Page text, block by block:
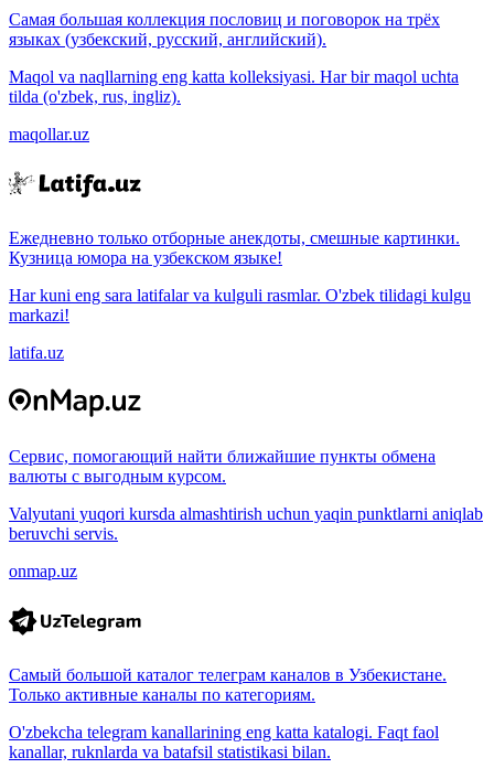
Самая большая коллекция пословиц и поговорок на трёх
языках (узбекский, русский, английский).
Maqol va naqllarning eng katta kolleksiyasi. Har bir maqol uchta
tilda (o'zbek, rus, ingliz).
maqollar.uz
Ежедневно только отборные анекдоты, смешные картинки.
Кузница юмора на узбекском языке!
Har kuni eng sara latifalar va kulguli rasmlar. O'zbek tilidagi kulgu
markazi!
latifa.uz
Сервис, помогающий найти ближайшие пункты обмена
валюты с выгодным курсом.
Valyutani yuqori kursda almashtirish uchun yaqin punktlarni aniqlab
beruvchi servis.
onmap.uz
Самый большой каталог телеграм каналов в Узбекистане.
Только активные каналы по категориям.
O'zbekcha telegram kanallarining eng katta katalogi. Faqt faol
kanallar, ruknlarda va batafsil statistikasi bilan.